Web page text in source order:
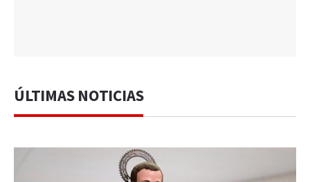
ÚLTIMAS NOTICIAS